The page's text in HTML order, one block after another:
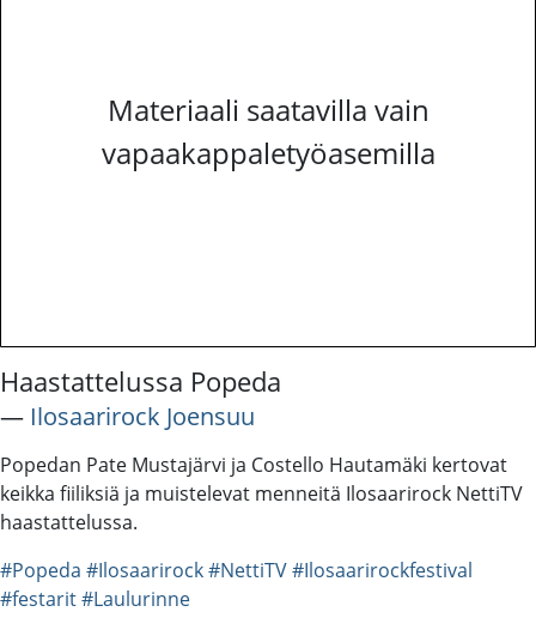
Materiaali saatavilla vain
vapaakappaletyöasemilla
Haastattelussa Popeda
― Ilosaarirock Joensuu
Popedan Pate Mustajärvi ja Costello Hautamäki kertovat
keikka fiiliksiä ja muistelevat menneitä Ilosaarirock NettiTV
haastattelussa.
#Popeda #Ilosaarirock#NettiTV#Ilosaarirockfestival
#festarit#Laulurinne